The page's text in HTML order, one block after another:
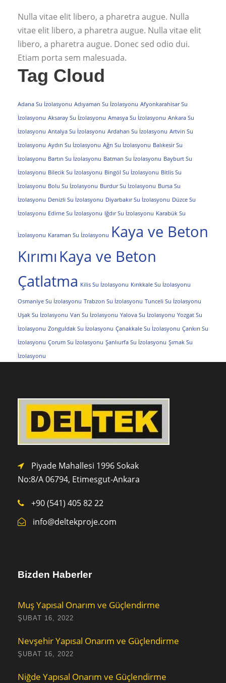
Nulla vitae elit libero, a pharetra augue. Nulla
vitae elit libero, a pharetra augue. Nulla vitae elit
libero, a pharetra augue. Donec sed odio dui.
Etiam porta sem malesuada.
Tag Cloud
Adana Su İzolasyonu Adıyaman Su İzolasyonu Afyonkarahisar Su
İzolasyonu Aksaray Su İzolasyonu Amasya Su İzolasyonu Ankara Su
İzolasyonu Antalya Su İzolasyonu Ardahan Su İzolasyonu Artvin Su
İzolasyonu Aydın Su İzolasyonu Ağrı Su İzolasyonu Balıkesir Su
İzolasyonu Bartın Su İzolasyonu Batman Su İzolasyonu Bayburt Su
İzolasyonu Bilecik Su İzolasyonu Bingöl Su İzolasyonu Bitlis Su
İzolasyonu Bolu Su İzolasyonu Burdur Su İzolasyonu Bursa Su
İzolasyonu Denizli Su İzolasyonu Diyarbakır Su İzolasyonu Düzce Su
İzolasyonu Edirne Su İzolasyonu Iğdır Su İzolasyonu Karabük Su
İzolasyonu Karaman Su İzolasyonu Kaya ve Beton
Kırımı Kaya ve Beton
Çatlatma Kilis Su İzolasyonu Kırıkkale Su İzolasyonu
Osmaniye Su İzolasyonu Trabzon Su İzolasyonu Tunceli Su İzolasyonu
Uşak Su İzolasyonu Van Su İzolasyonu Yalova Su İzolasyonu Yozgat Su
İzolasyonu Zonguldak Su İzolasyonu Çanakkale Su İzolasyonu Çankırı Su
İzolasyonu Çorum Su İzolasyonu Şanlıurfa Su İzolasyonu Şırnak Su
İzolasyonu
Piyade Mahallesi 1996 Sokak
No:8/A 06794, Etimesgut-Ankara
+90 (541) 405 82 22
info@deltekproje.com
Bizden Haberler
Muş Yapısal Onarım ve Güçlendirme
ŞUBAT 16, 2022
Nevşehir Yapısal Onarım ve Güçlendirme
ŞUBAT 16, 2022
Niğde Yapısal Onarım ve Güçlendirme